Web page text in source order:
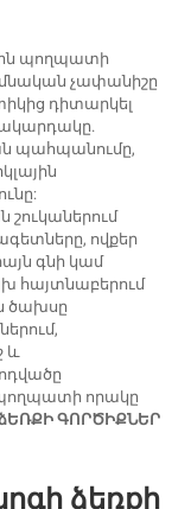
պողպատի
չափանիշը
դիտարկել
պահպանումը,
ովքեր
գնի կամ
հայտնաբերում
ծախսը
և
պողպատի որակը
ԳՈՐԾԻՔՆԵՐ
ձեռքի